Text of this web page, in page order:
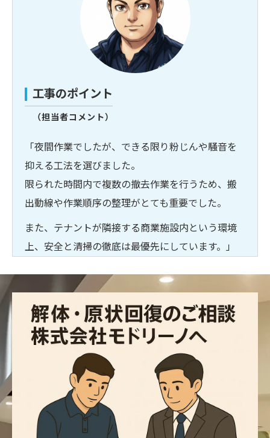
工事のポイント
（担当者コメント）
「夜間作業でしたが、できる限り粉じんや騒音を
抑える工法を選びました。
限られた時間内で複数の撤去作業を行うため、搬
出動線や作業順序の整理がとても重要でした。
また、テナントが隣接する商業施設内という環境
上、安全と清掃の徹底は最優先にしています。」